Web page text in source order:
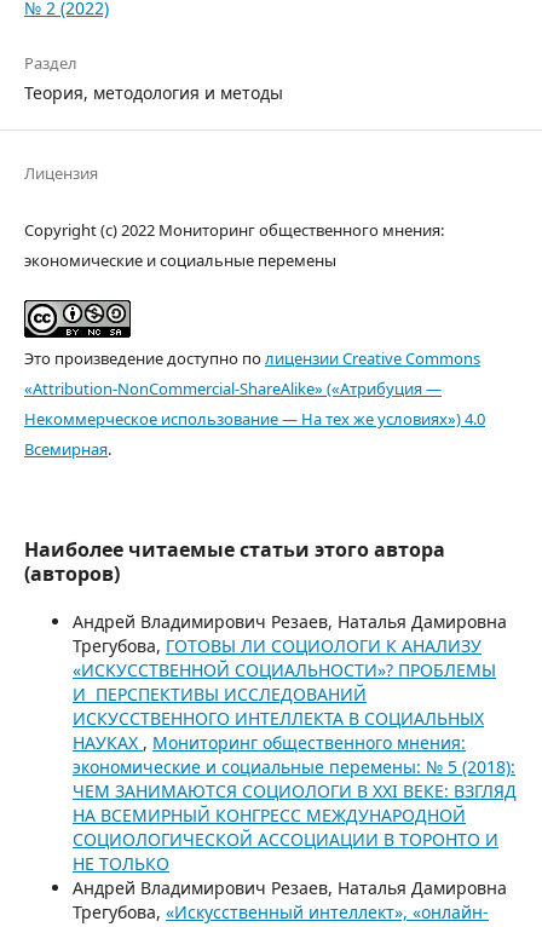
№ 2 (2022)
Раздел
Теория, методология и методы
Лицензия
Copyright (c) 2022 Мониторинг общественного мнения:
экономические и социальные перемены
Это произведение доступно полицензии Creative Commons
«Attribution-NonCommercial-ShareAlike» («Атрибуция —
Некоммерческое использование — На тех же условиях») 4.0
Всемирная.
Наиболее читаемые статьи этого автора
(авторов)
Андрей Владимирович Резаев, Наталья Дамировна
Трегубова, ГОТОВЫ ЛИ СОЦИОЛОГИ К АНАЛИЗУ
«ИСКУССТВЕННОЙ СОЦИАЛЬНОСТИ»? ПРОБЛЕМЫ
И ПЕРСПЕКТИВЫ ИССЛЕДОВАНИЙ
ИСКУССТВЕННОГО ИНТЕЛЛЕКТА В СОЦИАЛЬНЫХ
НАУКАХ , Мониторинг общественного мнения:
экономические и социальные перемены: № 5 (2018):
ЧЕМ ЗАНИМАЮТСЯ СОЦИОЛОГИ В XXI ВЕКЕ: ВЗГЛЯД
НА ВСЕМИРНЫЙ КОНГРЕСС МЕЖДУНАРОДНОЙ
СОЦИОЛОГИЧЕСКОЙ АССОЦИАЦИИ В ТОРОНТО И
НЕ ТОЛЬКО
Андрей Владимирович Резаев, Наталья Дамировна
Трегубова, «Искусственный интеллект», «онлайн-